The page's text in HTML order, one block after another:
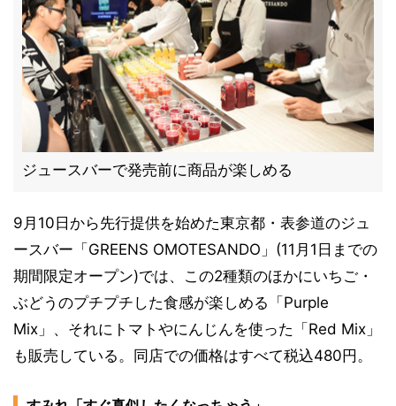
ジュースバーで発売前に商品が楽しめる
9月10日から先行提供を始めた東京都・表参道のジュ
ースバー「GREENS OMOTESANDO」(11月1日までの
期間限定オープン)では、この2種類のほかにいちご・
ぶどうのプチプチした食感が楽しめる「Purple
Mix」、それにトマトやにんじんを使った「Red Mix」
も販売している。同店での価格はすべて税込480円。